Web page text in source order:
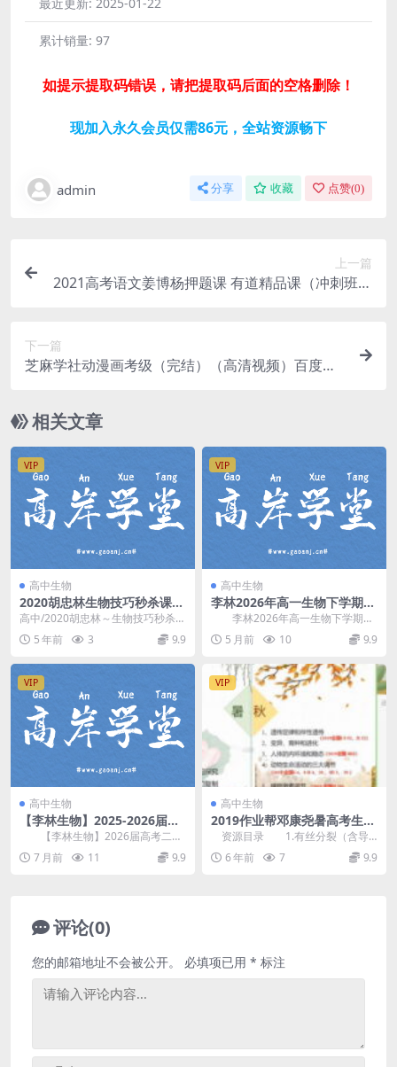
累计销量: 97
如提示提取码错误，请把提取码后面的空格删除！
现加入永久会员仅需86元，全站资源畅下
admin 分享 收藏 点赞(0)
上一篇
2021高考语文姜博杨押题课 有道精品课（冲刺班）
下一篇
芝麻学社动漫画考级（完结）（高清视频）百度网
相关文章
VIP
高中生物
2020胡忠林生物技巧秒杀课
（1.32G高清视频百度云）
高中/2020胡忠林～生物技巧秒杀
课/├──1.生物秒杀：判断显微镜成
像.mp4...
5 年前 3 9.9
VIP
高中生物
李林2026年高一生物下学期同
步课(生物必修2) 百度网盘分
享
李林2026年高一生物下学期同
步课(必修2)，开课时间：2026年寒
假+20...
5 月前 10 9.9
VIP
高中生物
【李林生物】2025-2026届高
考二三轮复习课 百度网盘分享
【李林生物】2026届高考二三
轮复习课，开课时间：2025-2026
年。 ...
7 月前 11 9.9
VIP
高中生物
2019作业帮邓康尧暑高考生物
目标985长期1班一轮暑期班
资源目录 1.有丝分裂（含导
学课）\1.有丝分裂（含导学课）
①.mp4 1...
6 年前 7 9.9
评论(0)
您的邮箱地址不会被公开。 必填项已用 * 标注